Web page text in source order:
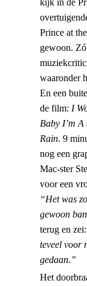
Prince at
gewoon.
waaronder
En een
de film: I
Baby I’m A
Rain. 9
nog een
Mac-ster
voor een
“Het was
gewoon
terug en zei:
teveel voor
gedaan.”
Het